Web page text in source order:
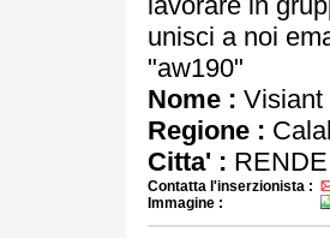
unisci a noi
"aw190"
Nome : Visiant
Regione :
Citta' :
Contatta l'inserzionista :
Immagine :